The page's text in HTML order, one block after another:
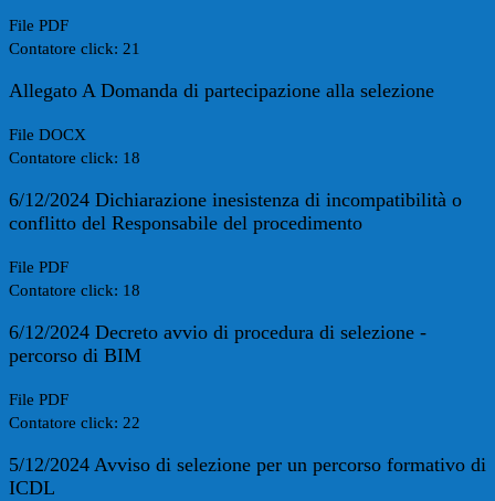
File PDF
Contatore click: 21
Allegato A Domanda di partecipazione alla selezione
File DOCX
Contatore click: 18
6/12/2024 Dichiarazione inesistenza di incompatibilità o
conflitto del Responsabile del procedimento
File PDF
Contatore click: 18
6/12/2024 Decreto avvio di procedura di selezione -
percorso di BIM
File PDF
Contatore click: 22
5/12/2024 Avviso di selezione per un percorso formativo di
ICDL